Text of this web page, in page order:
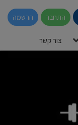
התחבר הרשמה
צור קשר